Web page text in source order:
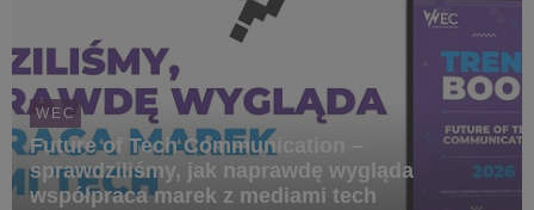
WEC
Future of Tech Communication –
sprawdziliśmy, jak naprawdę wygląda
współpraca marek z mediami tech